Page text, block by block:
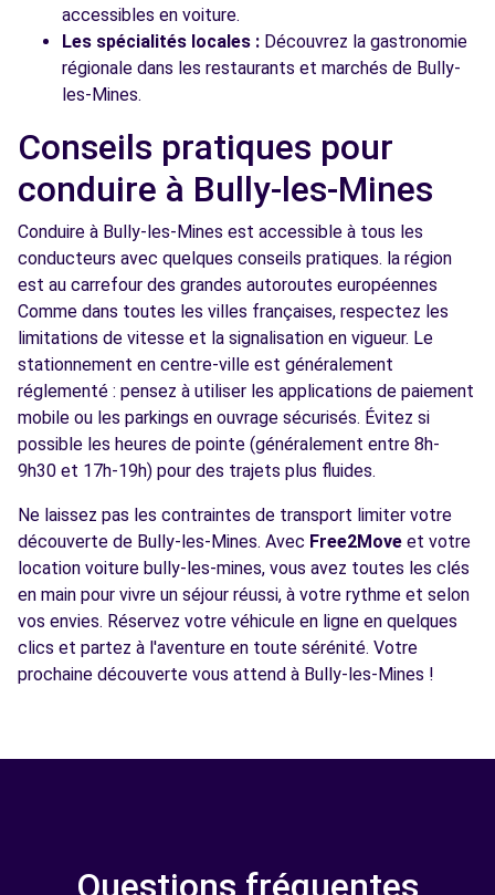
accessibles en voiture.
Les spécialités locales : Découvrez la gastronomie
régionale dans les restaurants et marchés de Bully-
les-Mines.
Conseils pratiques pour
conduire à Bully-les-Mines
Conduire à Bully-les-Mines est accessible à tous les
conducteurs avec quelques conseils pratiques. la région
est au carrefour des grandes autoroutes européennes
Comme dans toutes les villes françaises, respectez les
limitations de vitesse et la signalisation en vigueur. Le
stationnement en centre-ville est généralement
réglementé : pensez à utiliser les applications de paiement
mobile ou les parkings en ouvrage sécurisés. Évitez si
possible les heures de pointe (généralement entre 8h-
9h30 et 17h-19h) pour des trajets plus fluides.
Ne laissez pas les contraintes de transport limiter votre
découverte de Bully-les-Mines. Avec Free2Move et votre
location voiture bully-les-mines, vous avez toutes les clés
en main pour vivre un séjour réussi, à votre rythme et selon
vos envies. Réservez votre véhicule en ligne en quelques
clics et partez à l'aventure en toute sérénité. Votre
prochaine découverte vous attend à Bully-les-Mines !
Questions fréquentes